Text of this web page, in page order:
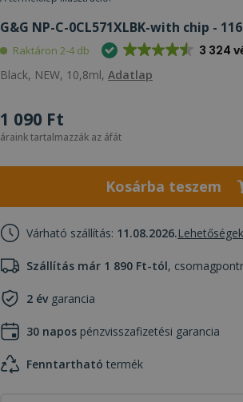
G&G NP-C-0CL571XLBK-with chip -
Raktáron 2-4 db 3 324
Black, NEW, 10,8ml, Adatlap
1 090 Ft
áraink tartalmazzák az áfát
Kosárba teszem
Várható szállítás: 11.08.2026.
Szállítás már 1 890 Ft-tól,
2 évgarancia
30 napos pénzvisszafizetési garancia
Fenntartható termék